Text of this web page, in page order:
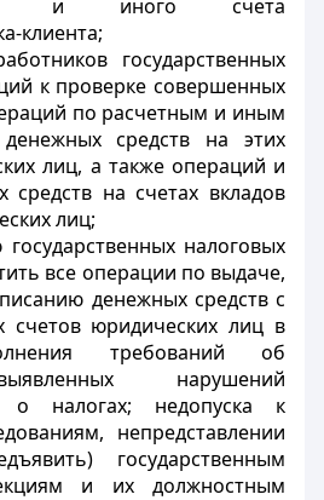
и иного счета
клиента;
государственных
к проверке совершенных
по расчетным и иным
средств на этих
лиц, а также операций и
средств на счетах вкладов
лиц;
налоговых
все операции по выдаче,
денежных средств с
счетов юридических лиц в
требований об
нарушений
о налогах; недопуска к
непредставлении
государственным
и их должностным